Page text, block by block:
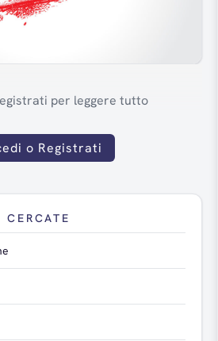
per leggere tutto
o Registrati